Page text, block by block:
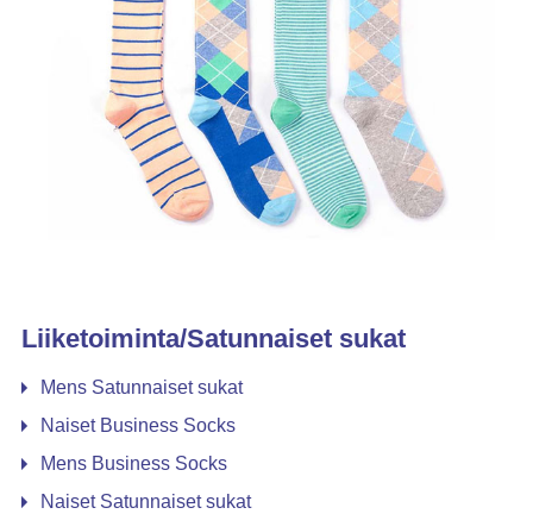
Liiketoiminta/Satunnaiset sukat
Mens Satunnaiset sukat
Naiset Business Socks
Mens Business Socks
Naiset Satunnaiset sukat